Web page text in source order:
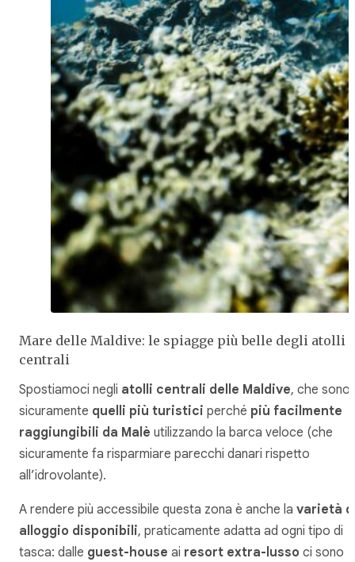
Mare delle Maldive: le spiagge più belle degli atolli
centrali
Spostiamoci negli atolli centrali delle Maldive, che sono
sicuramente quelli più turistici perché più facilmente
raggiungibili da Malè utilizzando la barca veloce (che
sicuramente fa risparmiare parecchi danari rispetto
all’idrovolante).
A rendere più accessibile questa zona è anche la varietà
alloggio disponibili, praticamente adatta ad ogni tipo di
tasca: dalle guest-house ai resort extra-lusso ci sono